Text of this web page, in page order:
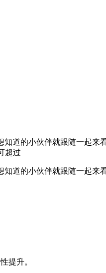
道的小伙伴就跟随一起来
超过
道的小伙伴就跟随一起来
提升。